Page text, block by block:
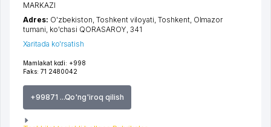
Mamlakat kodi: +998
Faks: 71 2480042
+99871 ...Qo'ng'iroq qilish
MARKAZI
Adres: O'zbekiston,Toshkent viloyati,Toshkent, Olmazor
tumani, ko'chasi QORASAROY, 341
Xaritada ko'rsatish